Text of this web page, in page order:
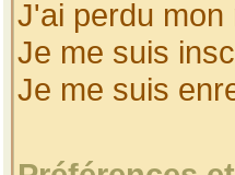
J'ai perdu mon
Je me suis
Je me suis